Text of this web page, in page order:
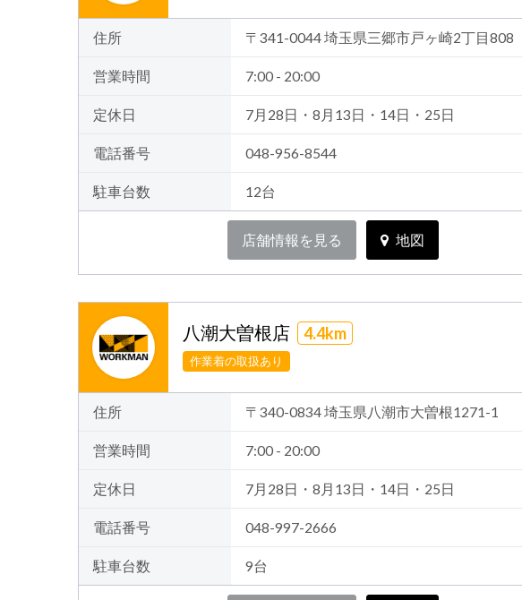
住所 〒341-0044 埼玉県三郷市戸ヶ崎2丁目808
営業時間 7:00 - 20:00
定休日 7月28日・8月13日・14日・25日
電話番号 048-956-8544
駐車台数 12台
店舗情報を見る 地図
八潮大曽根店 4.4km
作業着の取扱あり
住所 〒340-0834 埼玉県八潮市大曽根1271-1
営業時間 7:00 - 20:00
定休日 7月28日・8月13日・14日・25日
電話番号 048-997-2666
駐車台数 9台